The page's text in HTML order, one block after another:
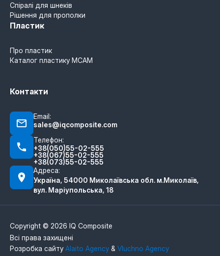
Спіралі для шнеків
Рішення для прополки
Пластик
Про пластик
Каталог пластику MCAM
Контакти
Email:
sales@iqcomposite.com
Телефон:
+38(050)55-02-555
+38(067)55-02-555
+38(073)55-02-555
Адреса:
Україна, 54000 Миколаївська обл. м.Миколаїв,
вул. Маріупольська, 18
Copyright © 2026 IQ Composite
Всі права захищені
Розробка сайту Alaito Agency & Vluchno Agency